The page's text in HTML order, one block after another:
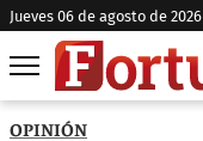
jueves 06 de agosto de 2026
OPINIÓN